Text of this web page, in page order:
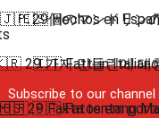
Subscribe to our channel
🇯🇵 29個のマンドリン
29 가지 만돌린에 대
29 Fakta tentang
🇪🇸 Hechos en
🇮🇹 Fatti in Italiano
🇧🇷 🇵🇹 Fatos em